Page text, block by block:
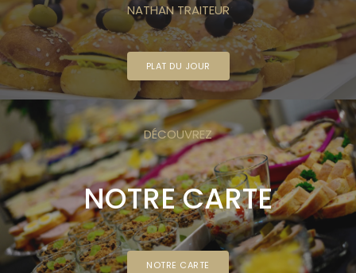
NATHAN TRAITEUR
PLAT DU JOUR
DÉCOUVREZ
NOTRE CARTE
NOTRE CARTE